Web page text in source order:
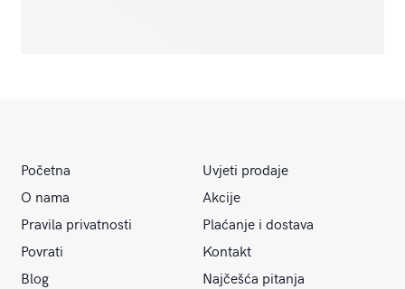
Početna
Uvjeti prodaje
O nama
Akcije
Pravila privatnosti
Plaćanje i dostava
Povrati
Kontakt
Blog
Najčešća pitanja